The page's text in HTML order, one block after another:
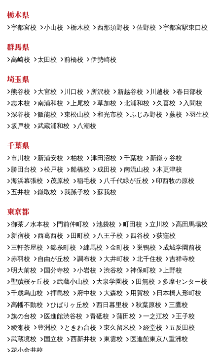
栃木県
宇都宮校 小山校 栃木校 西那須野校 佐野校 宇都宮駅東口校
群馬県
高崎校 太田校 前橋校 伊勢崎校
埼玉県
熊谷校 大宮校 川口校 所沢校 新越谷校 川越校
春日部校
志木校
南浦和校 上尾校 草加校 北浦和校 久喜校
入間校
深谷校
飯能校 東松山校 和光市校 ふじみ野校 蕨校
羽生校
坂戸校
武蔵浦和校 八潮校
千葉県
市川校 新浦安校 柏校 津田沼校 千葉校
新鎌ヶ谷校
勝田台校
松戸校 船橋校 成田校 南流山校
木更津校
海浜幕張校
茂原校 稲毛校 八千代緑が丘校
印西牧の原校
五井校
鎌取校 我孫子校 蘇我校
東京都
御茶ノ水本校 門前仲町校 池袋校 町田校 立川校
高田馬場校
新宿校
西葛西校 田町校 八王子校 四谷校
荻窪校
三軒茶屋校
錦糸町校 練馬校 金町校 巣鴨校
成城学園前校
赤羽校
自由が丘校 調布校 大井町校 北千住校
吉祥寺校
明大前校
国分寺校 小岩校 渋谷校 神保町校
上野校
聖蹟桜ヶ丘校
武蔵小山校 大泉学園校 田無校
多摩センター校
千歳烏山校
拝島校 府中校 大森校 用賀校
日本橋人形町校
高幡不動校
ひばりヶ丘校 西日暮里校 秋葉原校
三鷹校
旗の台校
医進館渋谷校 青砥校 蒲田校 一之江校
王子校
綾瀬校
豊洲校 ときわ台校 東久留米校 経堂校
五反田校
武蔵境校
国立校 西新井校 東雲校
医進館東京八重洲校
花小金井校